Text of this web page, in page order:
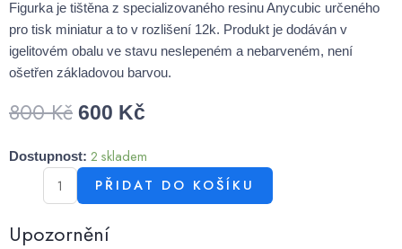
Figurka je tištěna z specializovaného resinu Anycubic určeného
pro tisk miniatur a to v rozlišení 12k. Produkt je dodáván v
igelitovém obalu ve stavu neslepeném a nebarveném, není
ošetřen základovou barvou.
800Kč 600 Kč
Dostupnost: 2 skladem
PŘIDAT DO KOŠÍKU
Upozornění